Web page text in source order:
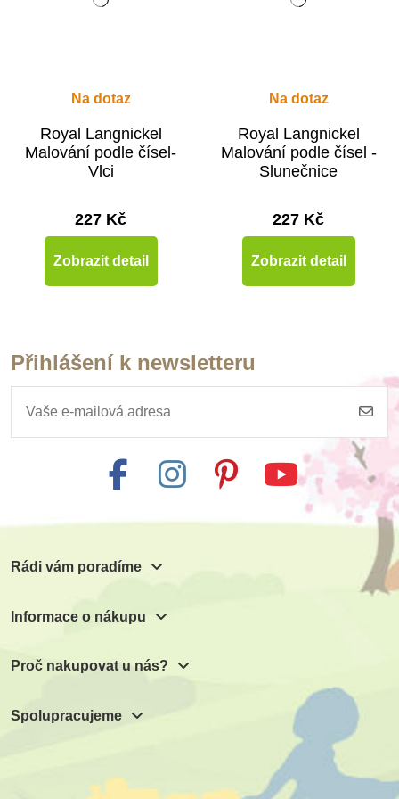
Na dotaz
Royal Langnickel
Malování podle čísel-
Vlci
227 Kč
Zobrazit detail
Na dotaz
Royal Langnickel
Malování podle čísel -
Slunečnice
227 Kč
Zobrazit detail
Přihlášení k newsletteru
Rádi vám poradíme
Informace o nákupu
Proč nakupovat u nás?
Spolupracujeme